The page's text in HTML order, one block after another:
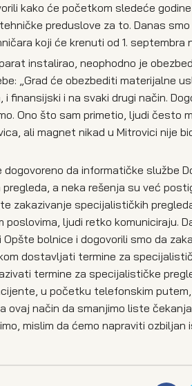
kako će početkom sledeće
preduslove za to. Danas
koji će krenuti od 1.
instalirao, neophodno je
„Grad će obezbediti materijalne
i finansijski i na svaki drugi način.
Ono što sam primetio, ljudi često
ali magnet nikad u Mitrovici nije
da informatičke službe
a neka rešenja su već
zakazivanje specijalističkih
poslovima, ljudi retko komuniciraju.
Opšte bolnice i dogovorili smo da
dostavljati termine za
termine za specijalističke
u početku telefonskim
ovaj način da smanjimo liste
mislim da ćemo napraviti